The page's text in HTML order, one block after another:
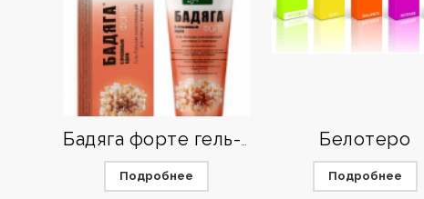
Подробнее
Белотеро
Подробнее